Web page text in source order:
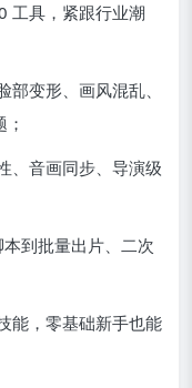
工具，紧跟行业潮
变形、画风混乱、
、音画同步、导演级
到批量出片、二次
能，零基础新手也能